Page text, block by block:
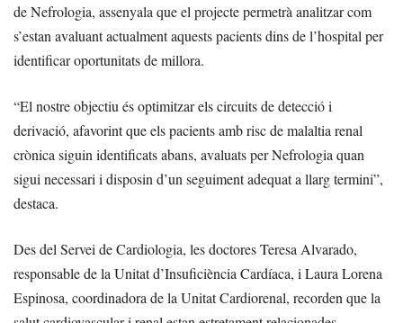
de Nefrologia, assenyala que el projecte permetrà analitzar com
s’estan avaluant actualment aquests pacients dins de l’hospital per
identificar oportunitats de millora.
“El nostre objectiu és optimitzar els circuits de detecció i
derivació, afavorint que els pacients amb risc de malaltia renal
crònica siguin identificats abans, avaluats per Nefrologia quan
sigui necessari i disposin d’un seguiment adequat a llarg termini”,
destaca.
Des del Servei de Cardiologia, les doctores Teresa Alvarado,
responsable de la Unitat d’Insuficiència Cardíaca, i Laura Lorena
Espinosa, coordinadora de la Unitat Cardiorenal, recorden que la